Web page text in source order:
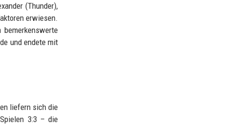
(Thunder),
erwiesen.
und endete mit
liefern sich die
3:3 – die